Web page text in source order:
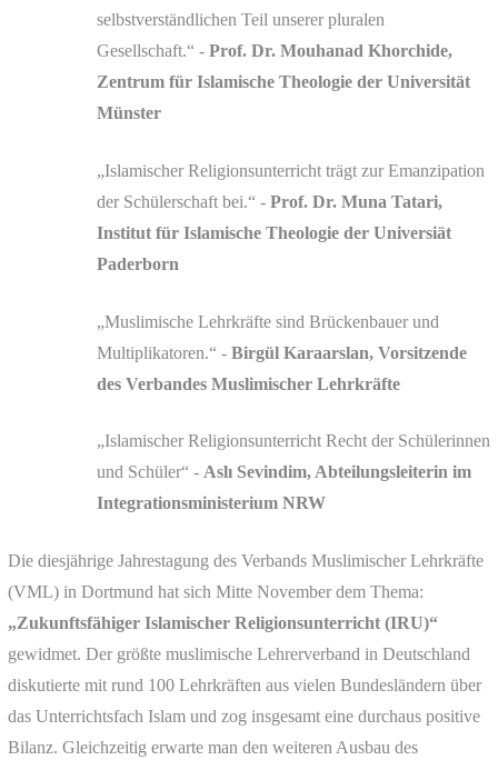
selbstverständlichen Teil unserer pluralen
Gesellschaft.“ - Prof. Dr. Mouhanad Khorchide,
Zentrum für Islamische Theologie der Universität
Münster
„Islamischer Religionsunterricht trägt zur Emanzipation
der Schülerschaft bei.“ - Prof. Dr. Muna Tatari,
Institut für Islamische Theologie der Universiät
Paderborn
„Muslimische Lehrkräfte sind Brückenbauer und
Multiplikatoren.“ - Birgül Karaarslan, Vorsitzende
des Verbandes Muslimischer Lehrkräfte
„Islamischer Religionsunterricht Recht der Schülerinnen
und Schüler“ - Aslı Sevindim, Abteilungsleiterin im
Integrationsministerium NRW
Die diesjährige Jahrestagung des Verbands Muslimischer Lehrkräfte
(VML) in Dortmund hat sich Mitte November dem Thema:
„Zukunftsfähiger Islamischer Religionsunterricht (IRU)“
gewidmet. Der größte muslimische Lehrerverband in Deutschland
diskutierte mit rund 100 Lehrkräften aus vielen Bundesländern über
das Unterrichtsfach Islam und zog insgesamt eine durchaus positive
Bilanz. Gleichzeitig erwarte man den weiteren Ausbau des